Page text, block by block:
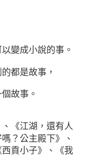
變成小說的事。
都是故事，
故事。
《江湖，還有人
？公主殿下》、
西貢小子》、《我